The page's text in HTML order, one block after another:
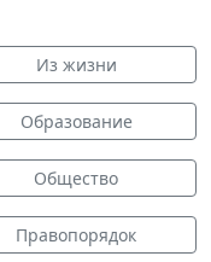
Из жизни
Образование
Общество
Правопорядок